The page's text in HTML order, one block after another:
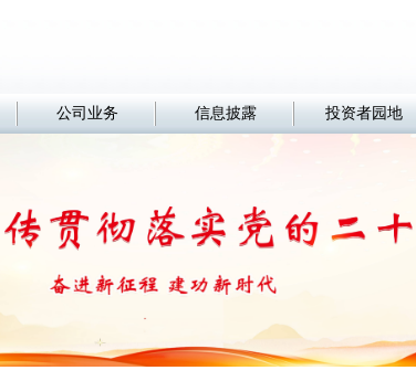
公司业务 信息披露 投资者园地